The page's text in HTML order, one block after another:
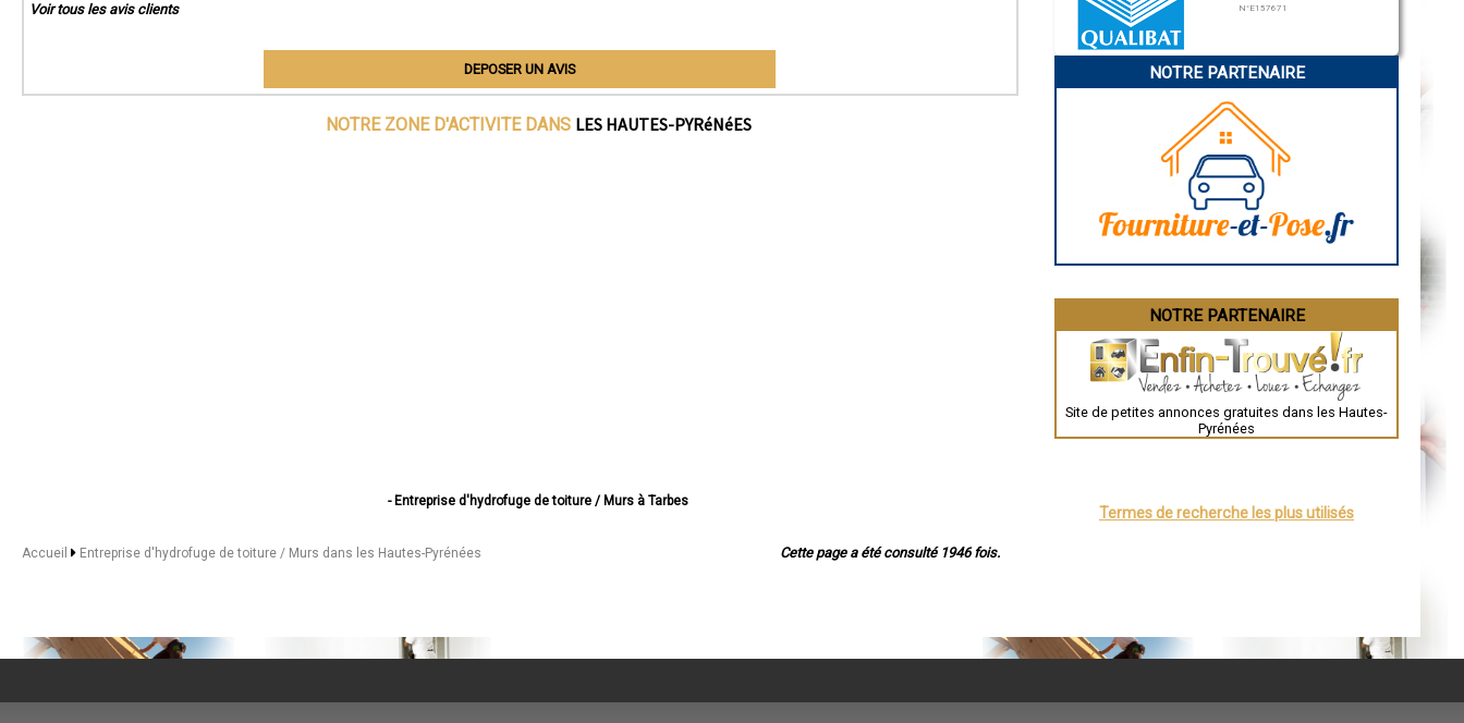
Voir tous les avis clients
DEPOSER UN AVIS
NOTRE ZONE D'ACTIVITE DANS LES HAUTES-PYRéNéES
- Entreprise d'hydrofuge de toiture / Murs à Tarbes
- Entreprise d'hydrofuge de toiture / Murs à Aureilhan
- Entreprise d'hydrofuge de toiture / Murs à Bordères-sur-l'Échez
- Entreprise d'hydrofuge de toiture / Murs à Juillan
Cette page a été consulté 1946 fois.
Accueil Entreprise d'hydrofuge de toiture / Murs dans les Hautes-Pyrénées
N°E157671
NOTRE PARTENAIRE
NOTRE PARTENAIRE
Site de petites annonces gratuites dans les Hautes-
Pyrénées
Termes de recherche les plus utilisés